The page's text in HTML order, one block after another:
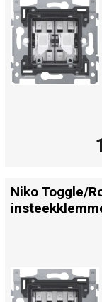
Niko Toggle/